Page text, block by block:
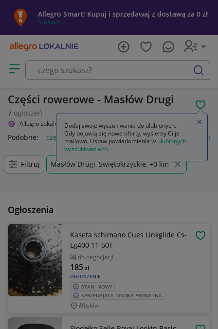
Allegro Smart! Kupuj i sprzedawaj z dostawą za 0 zł
Sprawdź »
Otwórz menu z kategoriami
szukaj
Części rowerowe - Masłów Drugi
7 ogłoszeń
Allegro Lokalnie Sport i turystyka Rowery i akcesoria Części
Podobne: części części zamienne części montażowe
Filtruj Masłów Drugi, Świętokrzyskie, +0 km
Ogłoszenia
Kaseta schimano Cues Linkglide Cs-
Lg400 11-50T
do negocjacji
OGŁOSZENIE
185zł
STAN: NOWY
SPRZEDAJĄCY: OSOBA PRYWATNA
Masłów
Dodaj swoje wyszukiwania do ulubionych.
Gdy pojawią się nowe oferty, wyślemy Ci je
mailowo. Ustaw powiadomienia w ulubionych
wyszukiwaniach.